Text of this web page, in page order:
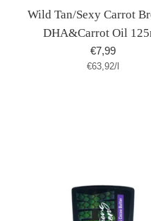
Wild Tan/Sexy Carrot
DHA&Carrot Oil
Normaler
Preis
€7,99
Stückpreis
€63,92/pro
l